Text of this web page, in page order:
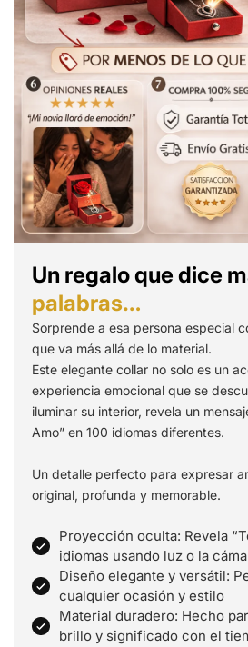
Un regalo que dice
palabras…
Sorprende a esa persona especial
que va más allá de lo material.
Este elegante collar no solo es un
experiencia emocional que se
iluminar su interior, revela un
Amo” en 100 idiomas diferentes.
Un detalle perfecto para expresar
original, profunda y memorable.
Proyección oculta: Revela
idiomas usando luz o la
Diseño elegante y versátil:
cualquier ocasión y estilo
Material duradero: Hecho
brillo y significado con el